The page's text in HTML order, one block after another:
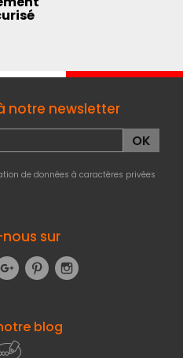
notre newsletter
de données à caractères privées
sur
Google+Pinterest
blog